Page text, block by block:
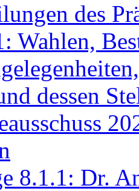
des
Wahlen,
dessen
8.1.1: Dr.